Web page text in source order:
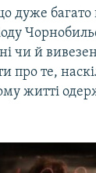
дуже багато
чи й
про те,
житті